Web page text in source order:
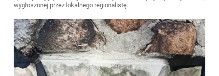
wygłoszonej przez lokalnego regionalistę.